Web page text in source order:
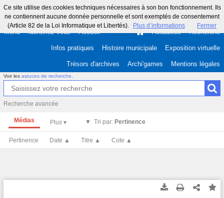
Ce site utilise des cookies techniques nécessaires à son bon fonctionnement. Ils
ne contiennent aucune donnée personnelle et sont exemptés de consentement
(Article 82 de la Loi Informatique et Libertés).
Plus d’informations Fermer
Menu Identifiez-vous Accueil Actualités Recherche
Infos pratiques Histoire municipale Exposition virtuelle
Trésors d'archives Archi'games Mentions légales
Voir les astuces de recherche
Recherche avancée
Médias Tri par: Pertinence
Pertinence Date ▲ Titre ▲ Cote ▲